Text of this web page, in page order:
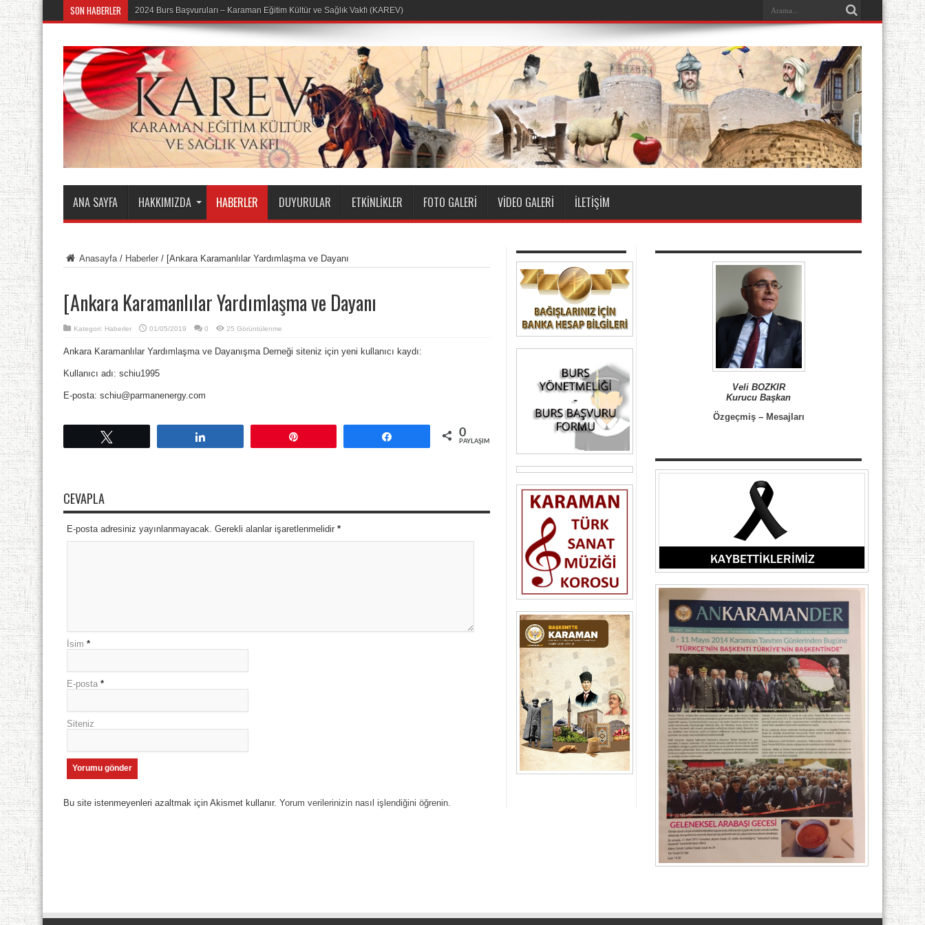
SON HABERLER 2024 Burs Başvuruları – Karaman Eğitim Kültür ve Sağlık Vakfı (KAREV)
ANA SAYFA HAKKIMIZDA HABERLER DUYURULAR ETKINLIKLER FOTO GALERI VIDEO GALERI İLETIŞIM
Anasayfa / Haberler / [Ankara Karamanlılar Yardımlaşma ve Dayanı
[Ankara Karamanlılar Yardımlaşma ve Dayanı
Kategori: Haberler 01/05/2019 0 25 Görüntülenme
Ankara Karamanlılar Yardımlaşma ve Dayanışma Derneği siteniz için yeni kullanıcı kaydı:
Kullanıcı adı: schiu1995
E-posta: schiu@parmanenergy.com
0
PAYLAŞIMLAR
CEVAPLA
E-posta adresiniz yayınlanmayacak. Gerekli alanlar işaretlenmelidir *
İsim *
E-posta *
Siteniz
Bu site istenmeyenleri azaltmak için Akismet kullanır. Yorum verilerinizin nasıl işlendiğini öğrenin.
Veli BOZKIR
Kurucu Başkan
Özgeçmiş– Mesajları